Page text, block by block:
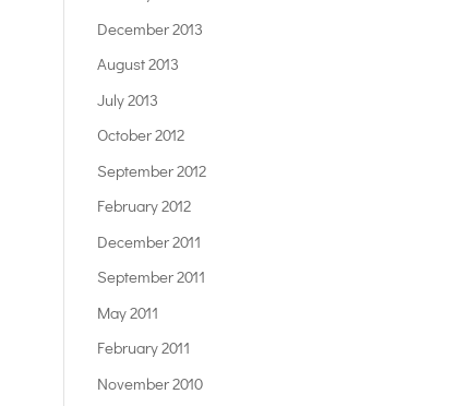
December 2013
August 2013
July 2013
October 2012
September 2012
February 2012
December 2011
September 2011
May 2011
February 2011
November 2010